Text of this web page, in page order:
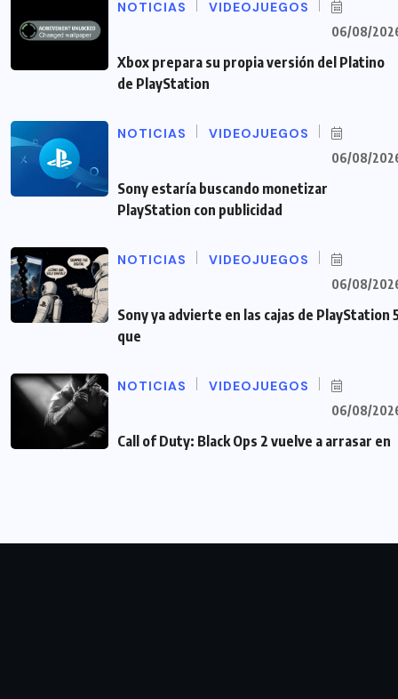
NOTICIAS VIDEOJUEGOS
06/08/
Xbox prepara su propia versión del Platino
de PlayStation
NOTICIAS VIDEOJUEGOS
06/08/
Sony estaría buscando monetizar
PlayStation con publicidad
NOTICIAS VIDEOJUEGOS
06/08/
Sony ya advierte en las cajas de PlayStation
que
NOTICIAS VIDEOJUEGOS
06/08/
Call of Duty: Black Ops 2 vuelve a arrasar en